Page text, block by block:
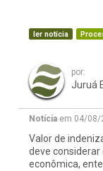
ler notícia
por:
Juruá
Notícia em 04/08/
Valor de
deve considerar
econômica,